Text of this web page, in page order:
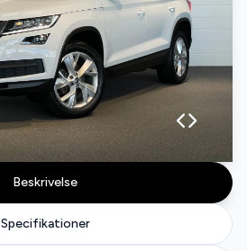
Specifikationer
Beskrivelse